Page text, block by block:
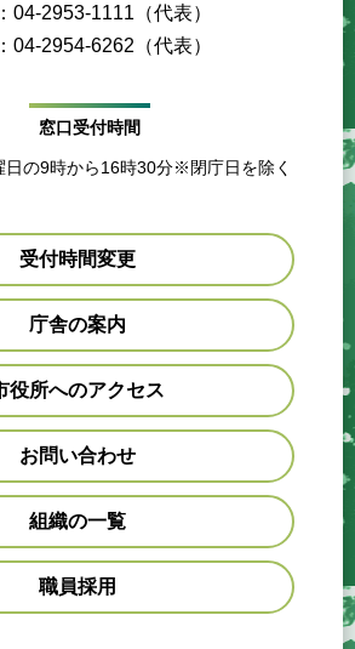
04-2953-1111（代表）
04-2954-6262（代表）
窓口受付時間
日の9時から16時30分※閉庁日を除く
受付時間変更
庁舎の案内
役所へのアクセス
お問い合わせ
組織の一覧
職員採用